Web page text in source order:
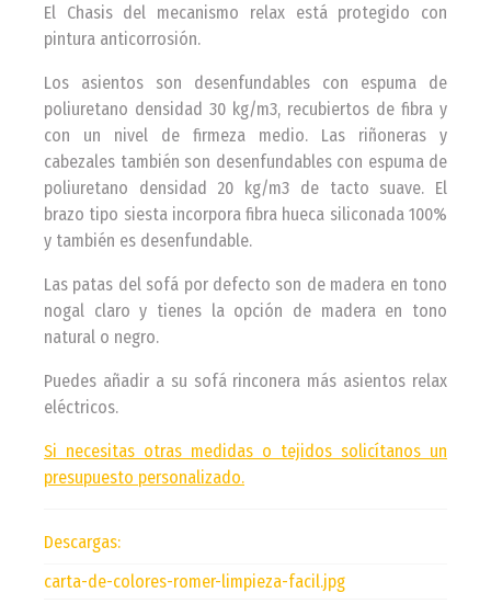
El Chasis del mecanismo relax está protegido con
pintura anticorrosión.
Los asientos son desenfundables con espuma de
poliuretano densidad 30 kg/m3, recubiertos de fibra y
con un nivel de firmeza medio. Las riñoneras y
cabezales también son desenfundables con espuma de
poliuretano densidad 20 kg/m3 de tacto suave. El
brazo tipo siesta incorpora fibra hueca siliconada 100%
y también es desenfundable.
Las patas del sofá por defecto son de madera en tono
nogal claro y tienes la opción de madera en tono
natural o negro.
Puedes añadir a su sofá rinconera más asientos relax
eléctricos.
Si necesitas otras medidas o tejidos solicítanos un
presupuesto personalizado.
Descargas:
carta-de-colores-romer-limpieza-facil.jpg